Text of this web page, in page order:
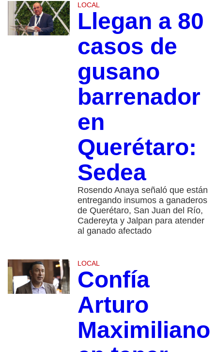
LOCAL
Llegan a 80
casos de
gusano
barrenador
en
Querétaro:
Sedea
Rosendo Anaya señaló que están
entregando insumos a ganaderos
de Querétaro, San Juan del Río,
Cadereyta y Jalpan para atender
al ganado afectado
LOCAL
Confía
Arturo
Maximiliano